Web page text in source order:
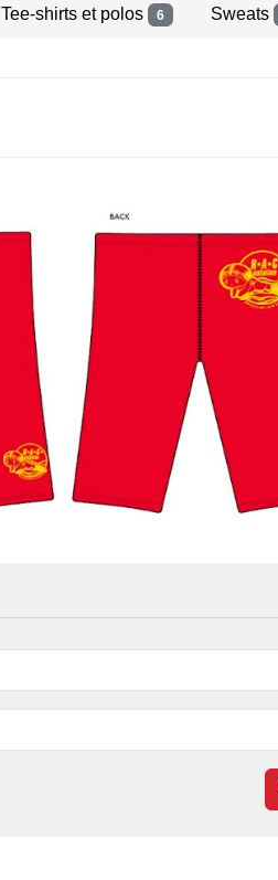
Tee-shirts et polos 6 Sweats